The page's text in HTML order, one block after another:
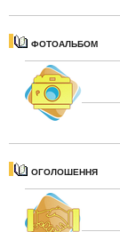
ФОТОАЛЬБОМ
ОГОЛОШЕННЯ